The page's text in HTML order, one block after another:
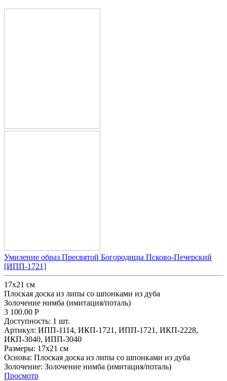
Умиление образ Пресвятой Богородицы Псково-Печерский
[ИПП-1721]
17х21 см
Плоская доска из липы со шпонками из дуба
Золочение нимба (имитация/поталь)
3 100.00 Р
Доступность: 1 шт.
Артикул: ИПП-1114, ИКП-1721, ИПП-1721, ИКП-2228,
ИКП-3040, ИПП-3040
Размеры: 17х21 см
Основа: Плоская доска из липы со шпонками из дуба
Золочение: Золочение нимба (имитация/поталь)
Просмотр